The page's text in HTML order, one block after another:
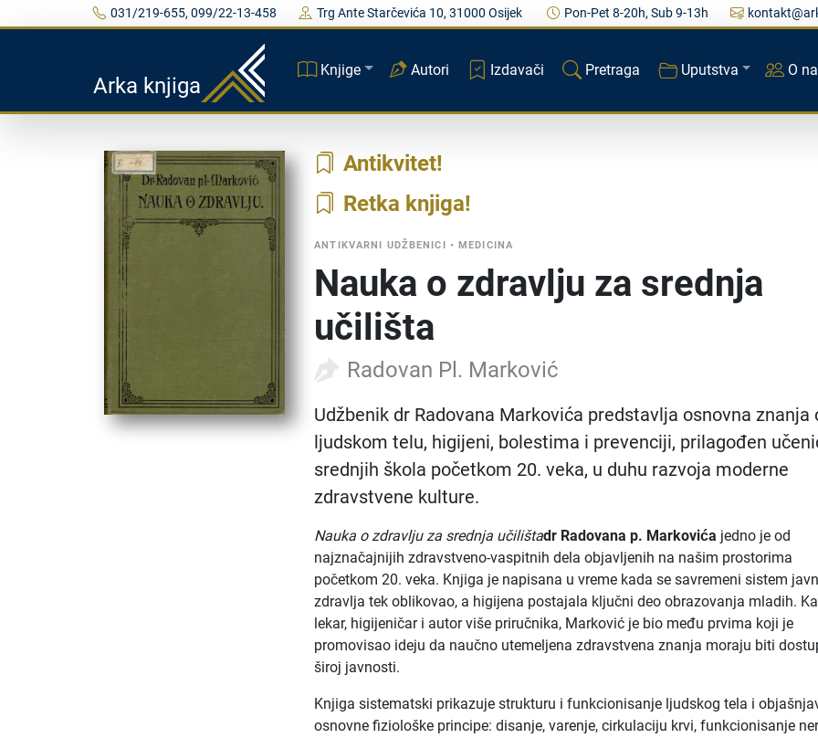
031/219-655, 099/22-13-458 Trg Ante Starčevića 10, 31000 Osijek Pon-Pet 8-20h, Sub 9-13h
Arka knjiga
Knjige Autori Izdavači Pretraga Uputstva O
Antikvitet
Retka knjiga
ANTIKVARNI UDŽBENICI •MEDICINA
Nauka o zdravlju za srednja
učilišta
Radovan Pl. Marković
Udžbenik dr Radovana Markovića predstavlja osnovna znanja
ljudskom telu, higijeni, bolestima i prevenciji, prilagođen
srednjih škola početkom 20. veka, u duhu razvoja moderne
zdravstvene kulture.
Nauka o zdravlju za srednja učilištadr Radovana p. Markovića jedno je od
najznačajnijih zdravstveno-vaspitnih dela objavljenih na našim prostorima
početkom 20. veka. Knjiga je napisana u vreme kada se savremeni sistem
zdravlja tek oblikovao, a higijena postajala ključni deo obrazovanja mladih.
lekar, higijeničar i autor više priručnika, Marković je bio među prvima koji je
promovisao ideju da naučno utemeljena zdravstvena znanja moraju biti
široj javnosti.
Knjiga sistematski prikazuje strukturu i funkcionisanje ljudskog tela i
osnovne fiziološke principe: disanje, varenje, cirkulaciju krvi, funkcionisanje